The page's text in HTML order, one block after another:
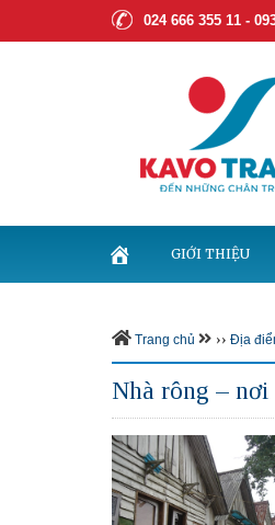
024 666 355 11 -
GIỚI THIỆU
Trang chủ ›› Địa
Nhà rông –